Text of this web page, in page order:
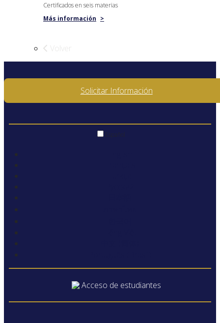
Certificados en seis materias
Más información >
Volver
Solicitar Información
Español
Acceso de estudiantes